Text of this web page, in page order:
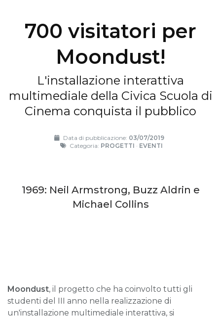
700 visitatori per
Moondust!
L'installazione interattiva
multimediale della Civica Scuola di
Cinema conquista il pubblico
Data di pubblicazione: 03/07/2019
Categoria: PROGETTI · EVENTI
1969: Neil Armstrong, Buzz Aldrin e
Michael Collins
Moondust, il progetto che ha coinvolto tutti gli
studenti del III anno nella realizzazione di
un'installazione multimediale interattiva, si